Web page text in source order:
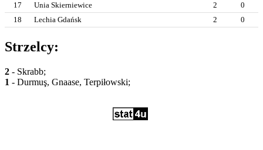
17
Unia Skierniewice 2
0
18
Lechia Gdańsk 2 0
Strzelcy:
2 - Skrabb;
1 - Durmuş, Gnaase, Terpiłowski;